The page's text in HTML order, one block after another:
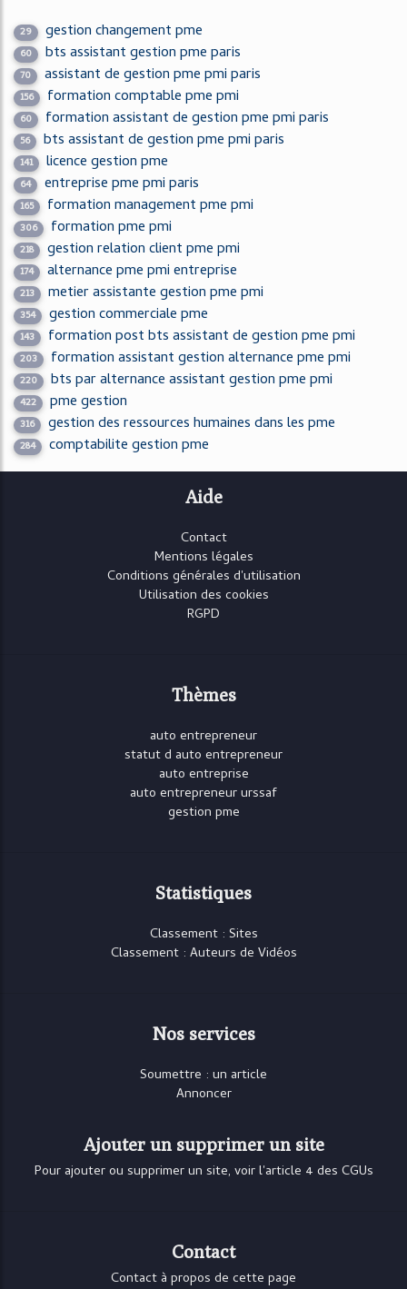
29 gestion changement pme
60 bts assistant gestion pme paris
70 assistant de gestion pme pmi paris
156 formation comptable pme pmi
60 formation assistant de gestion pme pmi paris
56 bts assistant de gestion pme pmi paris
141 licence gestion pme
64 entreprise pme pmi paris
165 formation management pme pmi
306 formation pme pmi
218 gestion relation client pme pmi
174 alternance pme pmi entreprise
213 metier assistante gestion pme pmi
354 gestion commerciale pme
143 formation post bts assistant de gestion pme pmi
203 formation assistant gestion alternance pme pmi
220 bts par alternance assistant gestion pme pmi
422 pme gestion
316 gestion des ressources humaines dans les pme
284 comptabilite gestion pme
Aide
Contact
Mentions légales
Conditions générales d'utilisation
Utilisation des cookies
RGPD
Thèmes
auto entrepreneur
statut d auto entrepreneur
auto entreprise
auto entrepreneur urssaf
gestion pme
Statistiques
Classement : Sites
Classement : Auteurs de Vidéos
Nos services
Soumettre : un article
Annoncer
Ajouter un supprimer un site
Pour ajouter ou supprimer un site, voir l'article 4 des CGUs
Contact
Contact à propos de cette page